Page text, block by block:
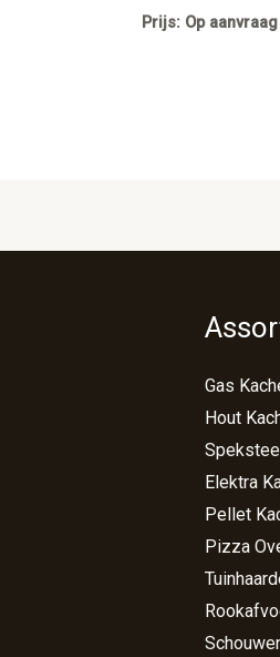
Prijs: Op aanvraag
Gas
Hout
Elektra
Pellet
Pizza